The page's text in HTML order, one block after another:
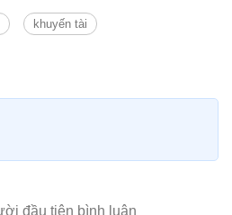
khuyến tài